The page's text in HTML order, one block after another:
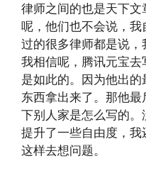
律师之间的也是天下
呢，他们也不会说，
过的很多律师都是说，
我相信呢，腾讯元宝
是如此的。因为他出
东西拿出来了。那他
下别人家是怎么写的
提升了一些自由度，
这样去想问题。